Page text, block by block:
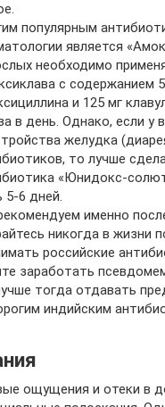
популярным
является
необходимо
с содержанием
и 125 мг
в день. Однако, если у
желудка
то лучше
«Юнидокс-
5-6 дней.
именно
никогда в жизни
российские
заработать
тогда отдавать
индийским
ощущения и отеки в